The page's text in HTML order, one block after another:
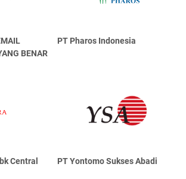
BENAR
PT Pharos Indonesia
Central
PT Yontomo Sukses Abadi